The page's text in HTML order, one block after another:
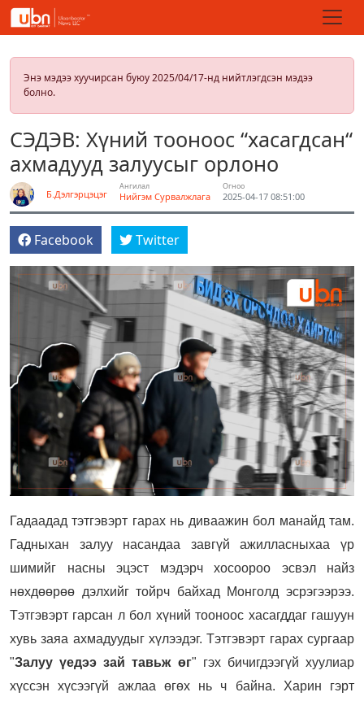
Энэ мэдээ хуучирсан буюу 2025/04/17-нд нийтлэгдсэн мэдээ
болно.
СЭДЭВ: Хүний тооноос “хасагдсан“
ахмадууд залуусыг орлоно
Б.Дэлгэрцэцэг
Ангилал
Нийгэм Сурвалжлага
Огноо
2025-04-17 08:51:00
Facebook Twitter
Гадаадад тэтгэвэрт гарах нь диваажин бол манайд там.
Гадныхан залуу насандаа завгүй ажилласныхаа үр
шимийг насны эцэст мэдэрч хосоороо эсвэл найз
нөхдөөрөө дэлхийг тойрч байхад Монголд эсрэгээрээ.
Тэтгэвэрт гарсан л бол хүний тооноос хасагддаг гашуун
хувь заяа ахмадуудыг хүлээдэг. Тэтгэвэрт гарах сургаар
"Залуу үедээ зай тавьж өг" гэх бичигдээгүй хуулиар
хүссэн хүсээгүй ажлаа өгөх нь ч байна. Харин гэрт